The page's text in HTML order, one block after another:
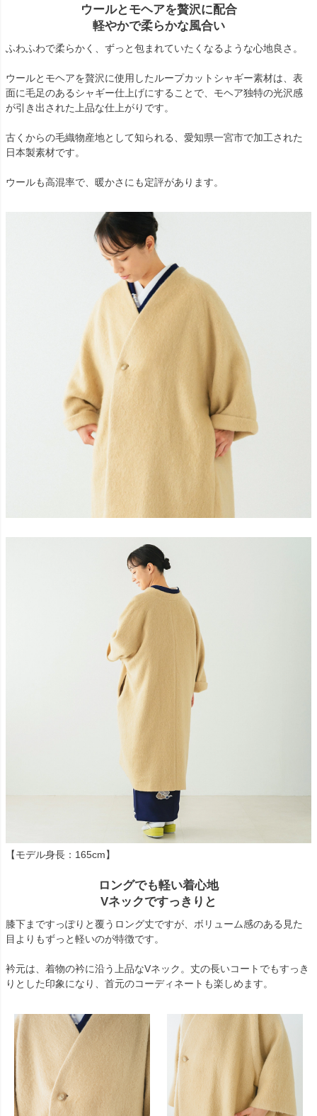
ウールとモヘアを贅沢に配合
軽やかで柔らかな風合い
ふわふわで柔らかく、ずっと包まれていたくなるような心地良さ。
ウールとモヘアを贅沢に使用したループカットシャギー素材は、表
面に毛足のあるシャギー仕上げにすることで、モヘア独特の光沢感
が引き出された上品な仕上がりです。
古くからの毛織物産地として知られる、愛知県一宮市で加工された
日本製素材です。
ウールも高混率で、暖かさにも定評があります。
【モデル身長：165cm】
ロングでも軽い着心地
Vネックですっきりと
膝下まですっぽりと覆うロング丈ですが、ボリューム感のある見た
目よりもずっと軽いのが特徴です。
衿元は、着物の衿に沿う上品なVネック。丈の長いコートでもすっき
りとした印象になり、首元のコーディネートも楽しめます。